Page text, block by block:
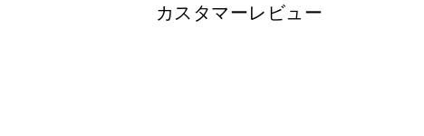
カスタマーレビュー